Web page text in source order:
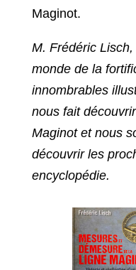
Maginot.
M. Frédéric
monde de la
innombrables
nous fait
Maginot et nous
découvrir les
encyclopédie.